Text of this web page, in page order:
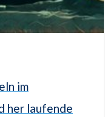
im
her laufende